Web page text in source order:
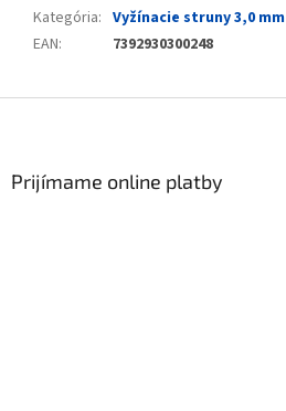
Kategória: Vyžínacie struny 3,0 mm
EAN: 7392930300248
Prijímame online platby